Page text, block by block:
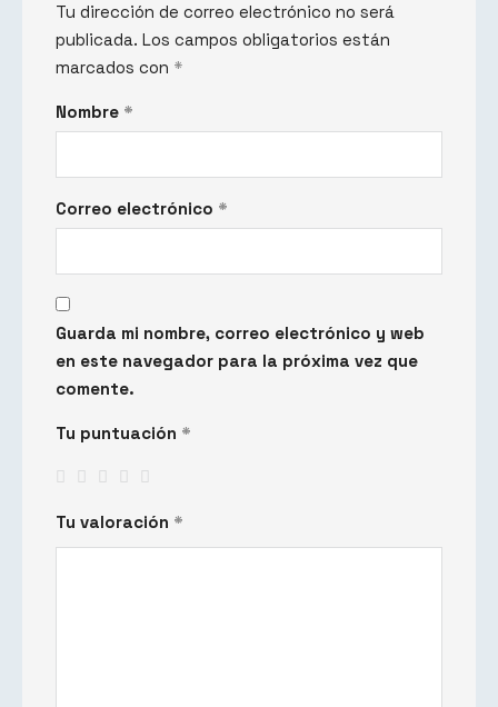
Tu dirección de correo electrónico no será
publicada. Los campos obligatorios están
marcados con *
Nombre *
Correo electrónico *
Guarda mi nombre, correo electrónico y web
en este navegador para la próxima vez que
comente.
Tu puntuación *
Tu valoración *